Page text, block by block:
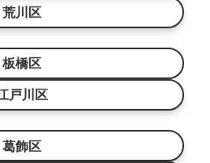
荒川区
板橋区
戸川区
葛飾区